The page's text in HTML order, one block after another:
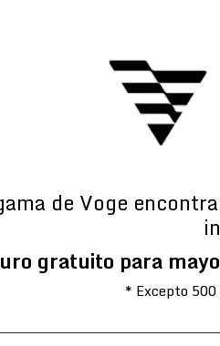
de Voge
gratuito para
* Excepto